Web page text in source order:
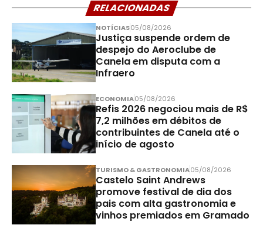
RELACIONADAS
NOTÍCIAS05/08/2026
Justiça suspende ordem de
despejo do Aeroclube de
Canela em disputa com a
Infraero
ECONOMIA05/08/2026
Refis 2026 negociou mais de R$
7,2 milhões em débitos de
contribuintes de Canela até o
início de agosto
TURISMO & GASTRONOMIA05/08/2026
Castelo Saint Andrews
promove festival de dia dos
pais com alta gastronomia e
vinhos premiados em Gramado